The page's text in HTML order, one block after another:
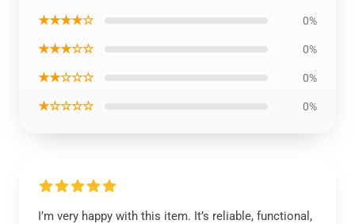
★★★★☆ 0%
★★★☆☆ 0%
★★☆☆☆ 0%
★☆☆☆☆ 0%
I’m very happy with this item. It’s reliable, functional,